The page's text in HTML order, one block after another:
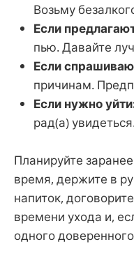
Возьму
Если
пью. Давайте
Если
причинам.
Если нужно
рад(а)
Планируйте
время, держите в
напиток,
времени ухода и,
одного